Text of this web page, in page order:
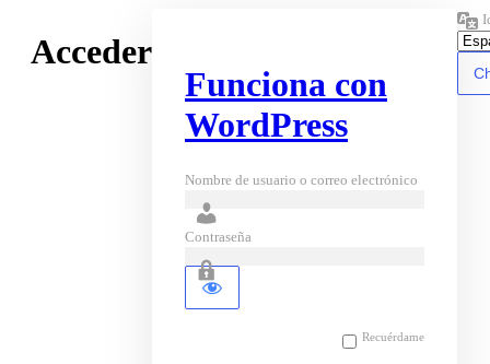
Acceder
Funciona con
WordPress
Nombre de usuario o correo electrónico
Contraseña
Recuérdame